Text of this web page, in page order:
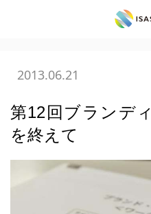
(財)BM協会
2013.06.21
第12回ブランデ
を終えて